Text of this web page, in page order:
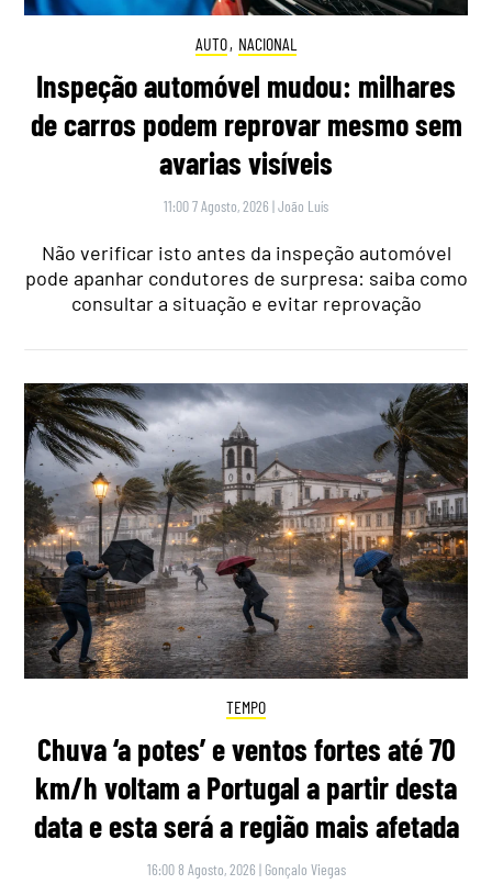
AUTO, NACIONAL
Inspeção automóvel mudou: milhares
de carros podem reprovar mesmo sem
avarias visíveis
11:00 7 Agosto, 2026 |João Luís
Não verificar isto antes da inspeção automóvel
pode apanhar condutores de surpresa: saiba como
consultar a situação e evitar reprovação
TEMPO
Chuva ‘a potes’ e ventos fortes até 70
km/h voltam a Portugal a partir desta
data e esta será a região mais afetada
16:00 8 Agosto, 2026 | Gonçalo Viegas